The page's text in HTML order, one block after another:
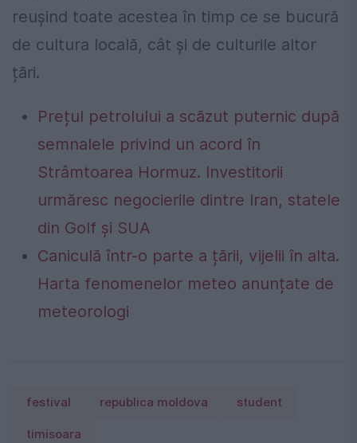
reușind toate acestea în timp ce se bucură
de cultura locală, cât și de culturile altor
țări.
Prețul petrolului a scăzut puternic după
semnalele privind un acord în
Strâmtoarea Hormuz. Investitorii
urmăresc negocierile dintre Iran, statele
din Golf și SUA
Caniculă într-o parte a țării, vijelii în alta.
Harta fenomenelor meteo anunțate de
meteorologi
festival republica moldova student
timisoara